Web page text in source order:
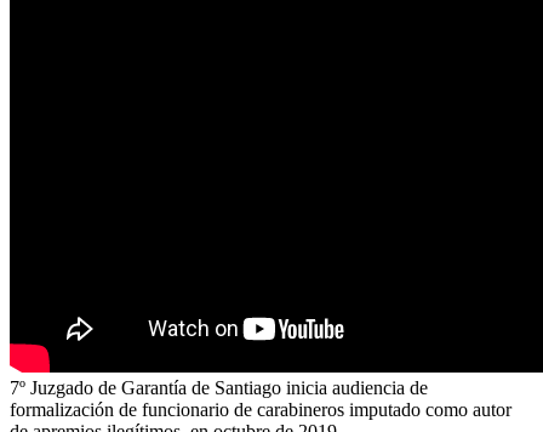
7º Juzgado de Garantía de Santiago inicia audiencia de
formalización de funcionario de carabineros imputado como autor